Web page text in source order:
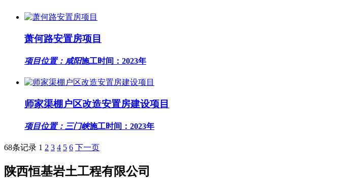
萧何路安置房项目
项目位置：咸阳施工时间：2023年
师家渠棚户区改造安置房建设项目
项目位置：三门峡施工时间：2023年
68条记录 1 2 3 4 5 6 下一页
陕西恒基岩土工程有限公司